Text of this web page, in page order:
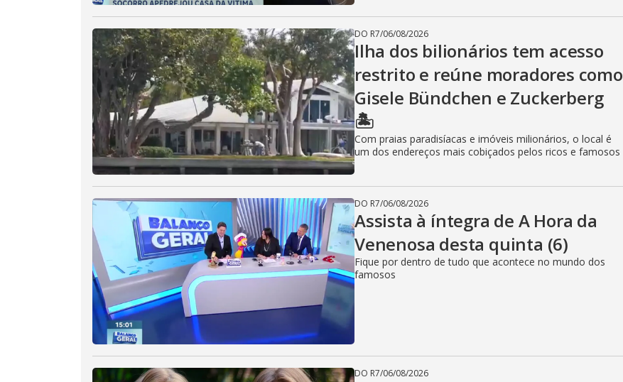
DO R7/06/08/2026
Ilha dos bilionários tem acesso
restrito e reúne moradores como
Gisele Bündchen e Zuckerberg
🏝️
Com praias paradisíacas e imóveis milionários, o local é
um dos endereços mais cobiçados pelos ricos e famosos
DO R7/06/08/2026
Assista à íntegra de A Hora da
Venenosa desta quinta (6)
Fique por dentro de tudo que acontece no mundo dos
famosos
DO R7/06/08/2026